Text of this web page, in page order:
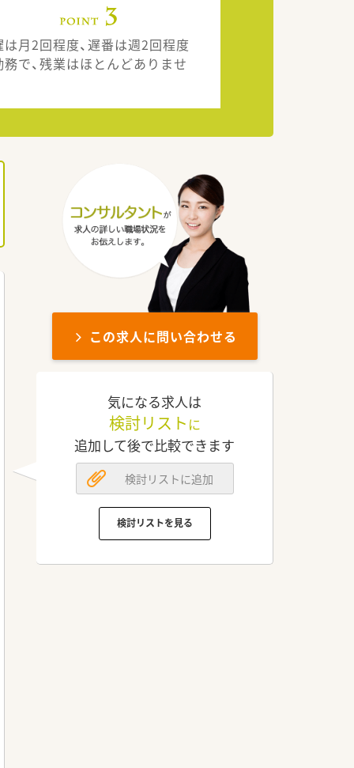
は月2回程度、遅番は週2回程度
務で、残業はほとんどありませ
この求人に問い合わせる
気になる求人は
検討リスト に
追加して後で比較できます
検討リストに追加
検討リストを見る